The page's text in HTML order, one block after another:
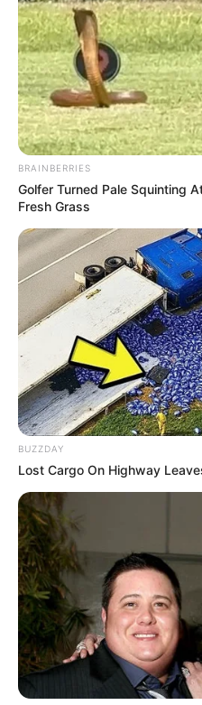
BRAINBERRIES
Golfer Turned Pale Squinting
Fresh Grass
BUZZDAY
Lost Cargo On Highway